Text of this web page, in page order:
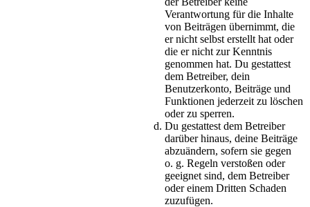
Verantwortung für die Inhalte
von Beiträgen übernimmt, die
er nicht selbst erstellt hat oder
die er nicht zur Kenntnis
genommen hat. Du gestattest
dem Betreiber, dein
Benutzerkonto, Beiträge und
Funktionen jederzeit zu löschen
oder zu sperren.
Du gestattest dem Betreiber
darüber hinaus, deine Beiträge
abzuändern, sofern sie gegen
o. g. Regeln verstoßen oder
geeignet sind, dem Betreiber
oder einem Dritten Schaden
zuzufügen.